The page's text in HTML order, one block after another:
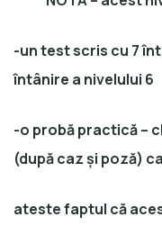
-un test scris cu 7
întânire a nivelului 6
-o probă practică –
(după caz și poză)
ateste faptul că